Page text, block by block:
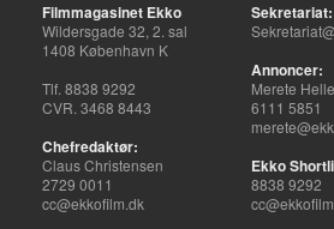
Filmmagasinet Ekko
Wildersgade 32, 2. sal
1408 København K
Tlf. 8838 9292
CVR. 3468 8443
Chefredaktør:
Claus Christensen
2729 0011
cc@ekkofilm.dk
Sekretariat:
Annoncer:
Merete
6111 5851
Ekko
8838 9292